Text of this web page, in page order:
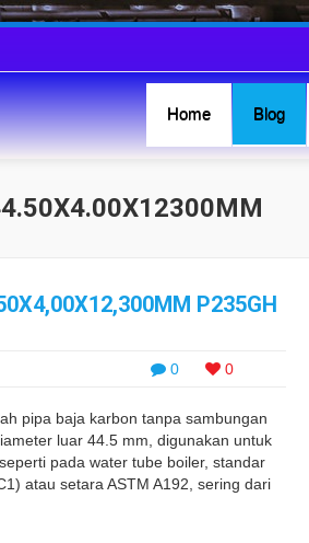
Home Blog
P235GH
0 0
pipa baja karbon tanpa sambungan
luar 44.5 mm, digunakan untuk
pada water tube boiler, standar
atau setara ASTM A192, sering dari